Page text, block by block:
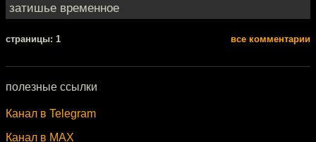
затишье временное
cтраницы: 1 все комментарии
полезные ссылки
Канал в Telegram
Канал в MAX